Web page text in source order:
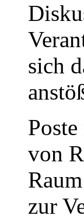
sich
von
zur